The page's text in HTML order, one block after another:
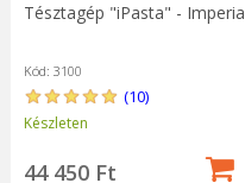
Tésztagép "iPasta" - Imperia
Kód: 3100
(10)
Készleten
44 450 Ft